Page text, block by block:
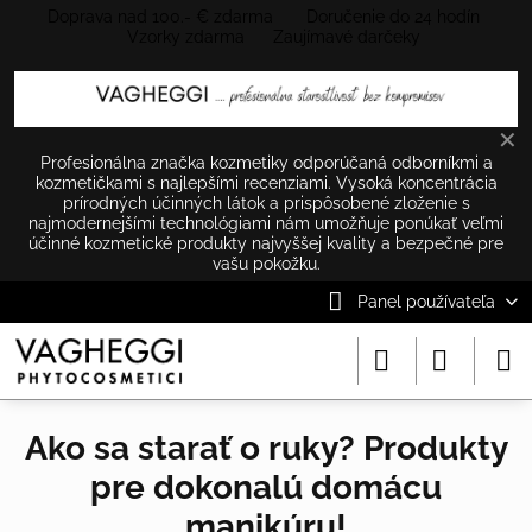
✕
Profesionálna značka kozmetiky odporúčaná odborníkmi a
kozmetičkami s najlepšími recenziami. Vysoká koncentrácia
prírodných účinných látok a prispôsobené zloženie s
najmodernejšími technológiami nám umožňuje ponúkať veľmi
účinné kozmetické produkty najvyššej kvality a bezpečné pre
vašu pokožku.
Panel používateľa
Ako sa starať o ruky? Produkty
pre dokonalú domácu